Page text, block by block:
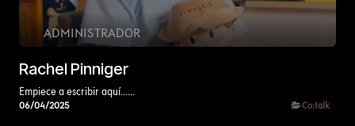
ADMINISTRADOR
Rachel Pinniger
Empiece a escribir aquí......
06/04/2025 Co:talk